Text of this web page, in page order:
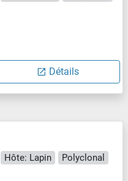
Détails
Hôte: Lapin
Polyclonal